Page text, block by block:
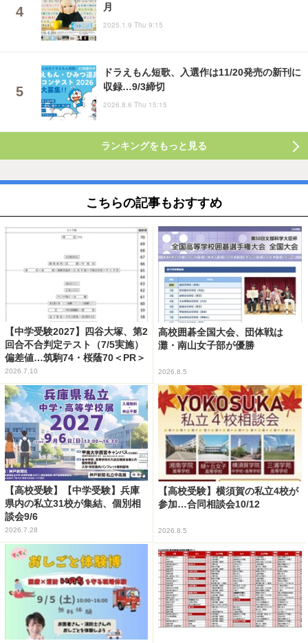
月
2025.1.9 Thu 9:15
ドラえもん短歌、入選作は11/20発売の新刊に
収録…9/3締切
2026.8.6 Thu 15:15
ランキングをもっと見る
こちらの記事もおすすめ
【中学受験2027】四谷大塚、第2
回合不合判定テスト（7/5実施）
偏差値…筑駒74・桜蔭70＜PR＞
2026.7.10
高校囲碁全国大会、団体戦は
灘・南山女子部が優勝
2026.8.5
【高校受験】【中学受験】兵庫
県内の私立31校が集結、個別相
談会9/6
2026.7.28
【高校受験】横須賀の私立4校が
参加…合同相談会10/12
2026.8.5